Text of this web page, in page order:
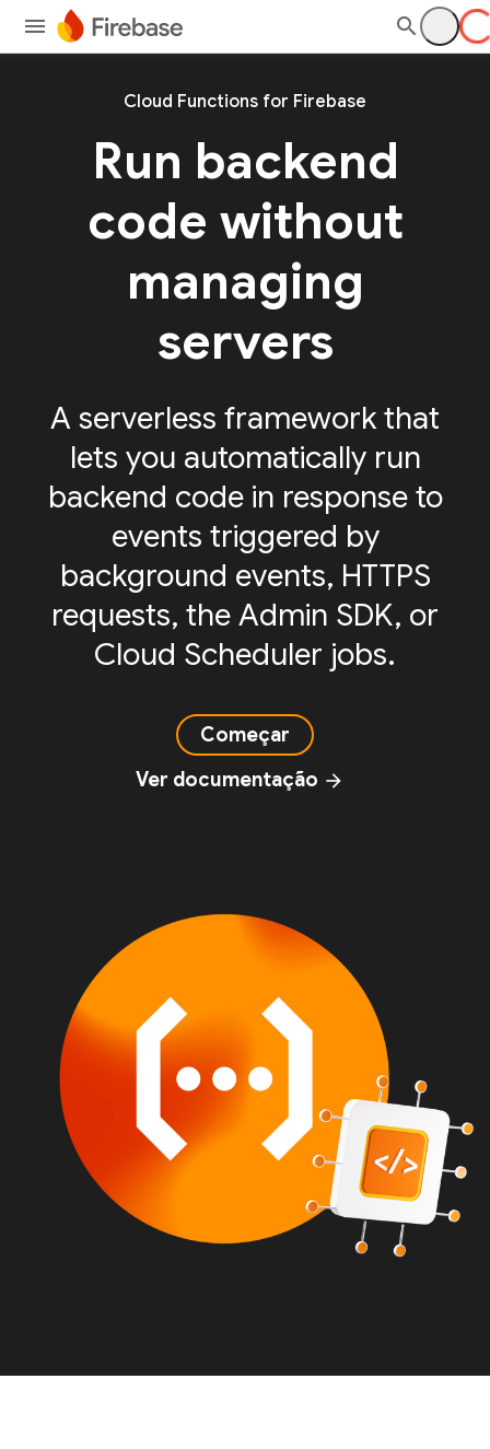
Cloud Functions for Firebase
Run backend
code without
managing
servers
A serverless framework that
lets you automatically run
backend code in response to
events triggered by
background events, HTTPS
requests, the Admin SDK, or
Cloud Scheduler jobs.
Começar
Ver documentação arrow_forward